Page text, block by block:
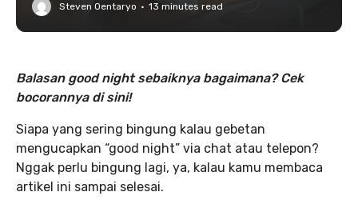
Steven Oentaryo · 13 minutes read
Balasan good night sebaiknya bagaimana? Cek
bocorannya di sini!
Siapa yang sering bingung kalau gebetan
mengucapkan “good night” via chat atau telepon?
Nggak perlu bingung lagi, ya, kalau kamu membaca
artikel ini sampai selesai.